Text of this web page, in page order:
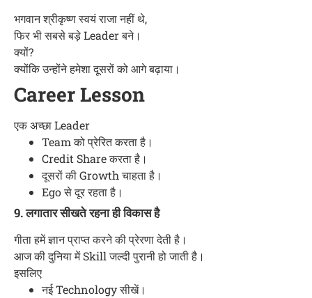
भगवान श्रीकृष्ण स्वयं राजा नहीं थे,
फिर भी सबसे बड़े Leader बने।
क्यों?
क्योंकि उन्होंने हमेशा दूसरों को आगे बढ़ाया।
Career Lesson
एक अच्छा Leader
Team को प्रेरित करता है।
Credit Share करता है।
दूसरों की Growth चाहता है।
Ego से दूर रहता है।
9. लगातार सीखते रहना ही विकास है
गीता हमें ज्ञान प्राप्त करने की प्रेरणा देती है।
आज की दुनिया में Skill जल्दी पुरानी हो जाती है।
इसलिए
नई Technology सीखें।